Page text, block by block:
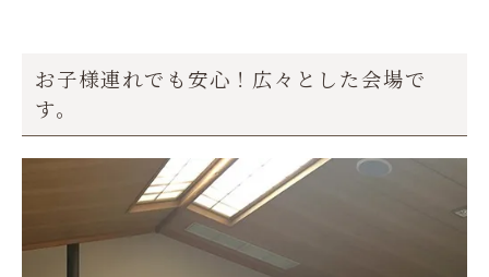
お子様連れでも安心！広々とした会場で
す。